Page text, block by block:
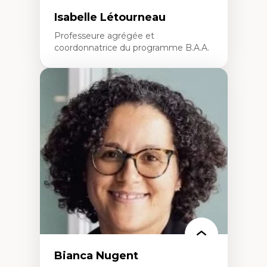
Isabelle Létourneau
Professeure agrégée et
coordonnatrice du programme B.A.A.
Expertises
Conciliation travail-vie personnelle
Gestion des ressources humaines
(attraction et fidélisation de la main-
d’œuvre)
Responsabilité sociale des organisations
Interventions organisationnelles
Comportement organisationnel
(mobilisation au travail)
Recherche qualitative
Éthique des affaires
Bianca Nugent